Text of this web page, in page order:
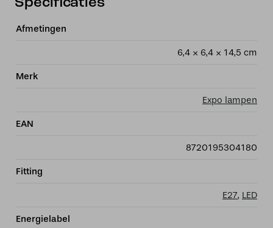
Specificaties
Afmetingen
6,4 × 6,4 × 14,5 cm
Merk
Expo lampen
EAN
8720195304180
Fitting
E27, LED
Energielabel